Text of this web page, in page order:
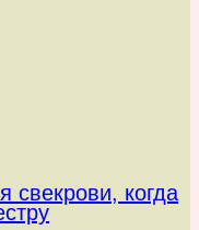
когда